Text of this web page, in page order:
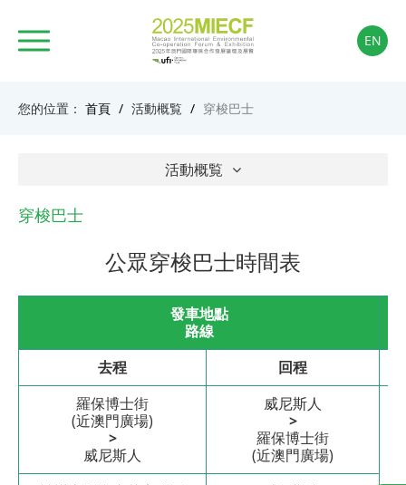
EN
您的位置： 首頁 / 活動概覧 / 穿梭巴士
活動概覧
穿梭巴士
公眾穿梭巴士時間表
發車地點
路線
去程
回程
羅保博士街
(近澳門廣場)
>
威尼斯人
威尼斯人
>
羅保博士街
(近澳門廣場)